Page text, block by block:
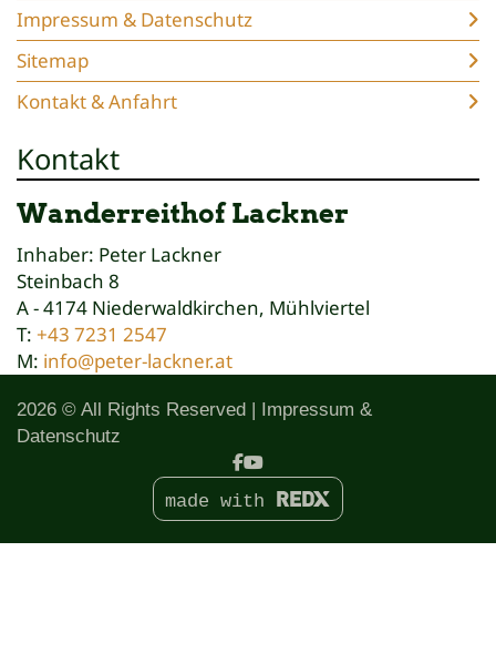
Impressum & Datenschutz
Sitemap
Kontakt & Anfahrt
Kontakt
Wanderreithof Lackner
Inhaber: Peter Lackner
Steinbach 8
A - 4174 Niederwaldkirchen, Mühlviertel
T: +43 7231 2547
M: info@peter-lackner.at
2026 © All Rights Reserved
Impressum &
Datenschutz
made with